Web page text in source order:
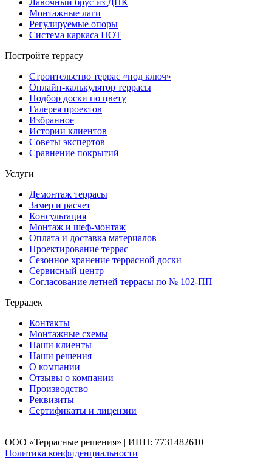
Монтажные лаги
Регулируемые опоры
Система каркаса НОТ
Постройте террасу
Строительство террас «под ключ»
Онлайн-калькулятор террасы
Подбор доски по цвету
Галерея проектов
Избранное
Истории клиентов
Советы экспертов
Сравнение покрытий
Услуги
Демонтаж террасы
Замер и расчет
Консультация
Монтаж и шеф-монтаж
Оплата и доставка материалов
Проектирование террас
Сезонное хранение террасной доски
Сервисный центр
Согласование летней террасы по № 102-ПП
Террадек
Контакты
Монтажные схемы
Наши клиенты
Наши решения
О компании
Отзывы о компании
Производство
Реквизиты
Сертификаты и лицензии
ООО «Террасные решения» | ИНН: 7731482610
Политика конфиденциальности